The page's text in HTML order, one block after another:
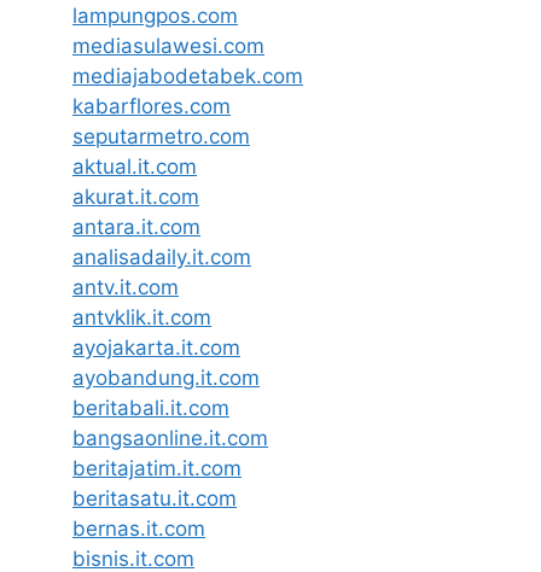
lampungpos.com
mediasulawesi.com
mediajabodetabek.com
kabarflores.com
seputarmetro.com
aktual.it.com
akurat.it.com
antara.it.com
analisadaily.it.com
antv.it.com
antvklik.it.com
ayojakarta.it.com
ayobandung.it.com
beritabali.it.com
bangsaonline.it.com
beritajatim.it.com
beritasatu.it.com
bernas.it.com
bisnis.it.com